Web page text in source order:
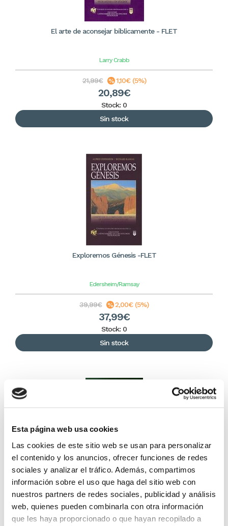
Esta página web usa cookies
Las cookies de este sitio web se usan para personalizar
el contenido y los anuncios, ofrecer funciones de redes
sociales y analizar el tráfico. Además, compartimos
información sobre el uso que haga del sitio web con
nuestros partners de redes sociales, publicidad y análisis
web, quienes pueden combinarla con otra información
que les haya proporcionado o que hayan recopilado a
El arte de aconsejar bíblicamente - FLET
Larry Crabb
21,99€ 1,10€ (5%)
20,89€
Stock: 0
Sin stock
Exploremos Génesis -FLET
Edersheim/Ramsay
39,99€ 2,00€ (5%)
37,99€
Stock: 0
Sin stock
Cristo, Su persona y su obra
Buswell J.